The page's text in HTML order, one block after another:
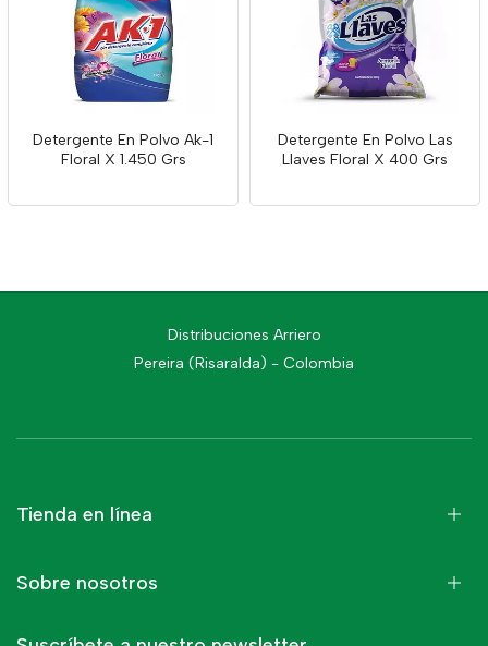
Detergente En Polvo Ak-1
Floral X 1.450 Grs
Detergente En Polvo Las
Llaves Floral X 400 Grs
Distribuciones Arriero
Pereira (Risaralda) - Colombia
Tienda en línea
Sobre nosotros